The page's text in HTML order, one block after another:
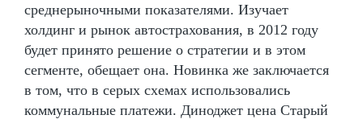
среднерыночными показателями. Изучает
холдинг и рынок автострахования, в 2012 году
будет принято решение о стратегии и в этом
сегменте, обещает она. Новинка же заключается
в том, что в серых схемах использовались
коммунальные платежи. Диноджет цена Старый